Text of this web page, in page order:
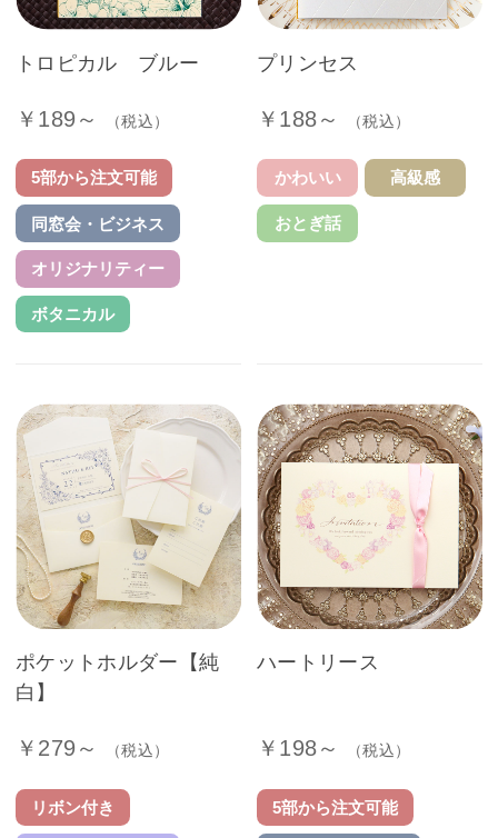
トロピカル ブルー
￥189～ （税込）
5部から注文可能
同窓会・ビジネス
オリジナリティー
ボタニカル
プリンセス
￥188～ （税込）
かわいい 高級感
おとぎ話
ポケットホルダー【純
白】
￥279～ （税込）
リボン付き
ハートリース
￥198～ （税込）
5部から注文可能